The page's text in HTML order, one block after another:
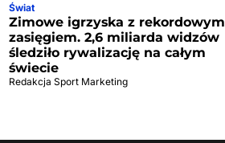
Świat
Zimowe igrzyska z rekordowym
zasięgiem. 2,6 miliarda widzów
śledziło rywalizację na całym
świecie
Redakcja Sport Marketing